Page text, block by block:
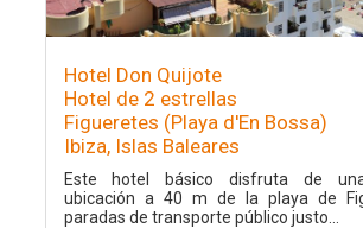
Hotel Don Quijote
Hotel de 2 estrellas
Figueretes (Playa d'En Bossa)
Ibiza, Islas Baleares
Este hotel básico disfruta de
ubicación a 40 m de la playa de
paradas de transporte público justo...